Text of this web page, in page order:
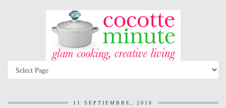
11 SEPTIEMBRE, 2016